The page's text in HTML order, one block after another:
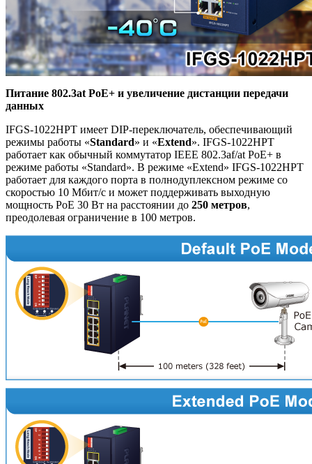
Питание 802.3at PoE+ и увеличение дистанции передачи
данных
IFGS-1022HPT имеет DIP-переключатель, обеспечивающий
режимы работы «Standard» и «Extend». IFGS-1022HPT
работает как обычный коммутатор IEEE 802.3af/at PoE+ в
режиме работы «Standard». В режиме «Extend» IFGS-1022HPT
работает для каждого порта в полнодуплексном режиме со
скоростью 10 Мбит/с и может поддерживать выходную
мощность PoE 30 Вт на расстоянии до 250 метров,
преодолевая ограничение в 100 метров.